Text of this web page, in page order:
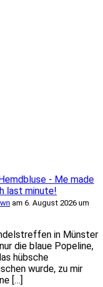
- Me made
last minute!
am 6. August 2026 um
in Münster
die blaue Popeline,
hübsche
wurde, zu mir
[…]